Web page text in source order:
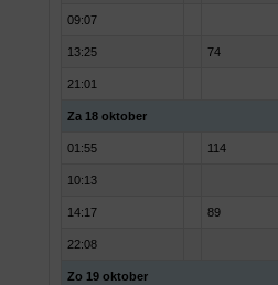
09:07
13:25 74
21:01
Za 18 oktober
01:55 114
10:13
14:17 89
22:08
Zo 19 oktober